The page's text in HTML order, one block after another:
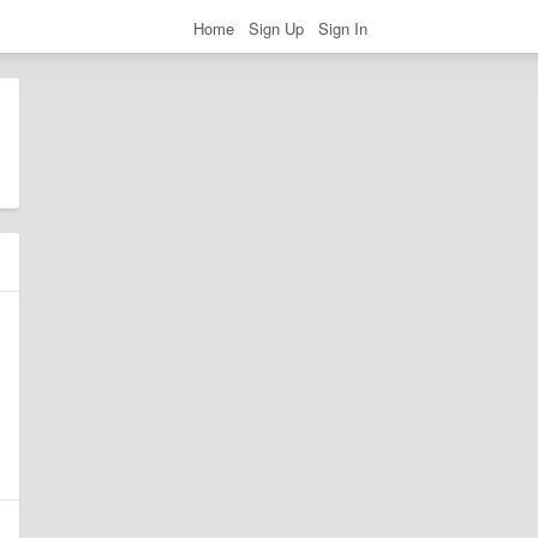
Home Sign Up Sign In